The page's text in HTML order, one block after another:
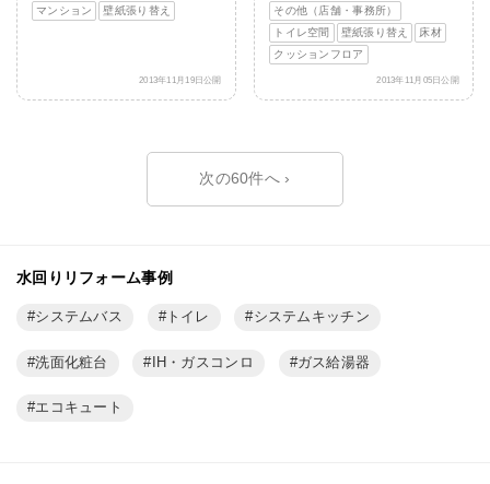
マンション
壁紙張り替え
2013年11月19日公開
その他（店舗・事務所）
トイレ空間
壁紙張り替え
床材
クッションフロア
2013年11月05日公開
›
水回りリフォーム事例
システムバス トイレ システムキッチン
洗面化粧台 IH・ガスコンロ ガス給湯器
エコキュート